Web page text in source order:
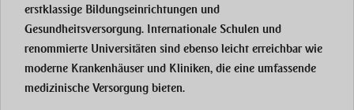
erstklassige Bildungseinrichtungen und
Gesundheitsversorgung. Internationale Schulen und
renommierte Universitäten sind ebenso leicht erreichbar wie
moderne Krankenhäuser und Kliniken, die eine umfassende
medizinische Versorgung bieten.